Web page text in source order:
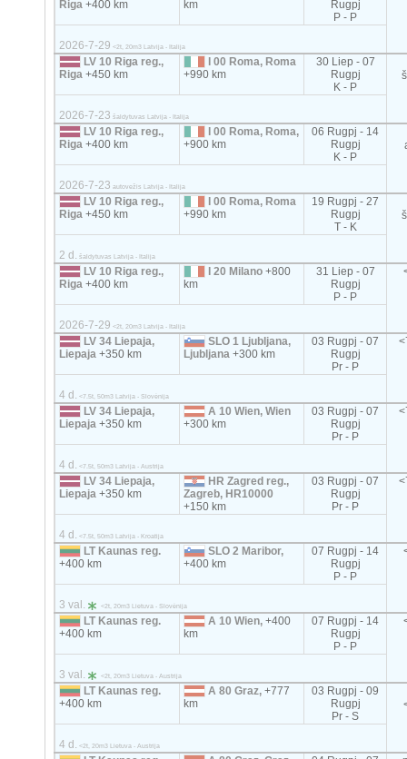
Riga+400 km
km
Rugpj
P - P
2026-7-29 <2t, 20m3 Latvija - Italija
LV 10 Riga reg.,
Riga+450 km
I 00 Roma, Roma
+990 km
30 Liep - 07
Rugpj
K - P
2026-7-23 šaldytuvas Latvija - Italija
LV 10 Riga reg.,
Riga+400 km
I 00 Roma, Roma,
+900 km
06 Rugpj - 14
Rugpj
K - P
2026-7-23 autovežis Latvija - Italija
LV 10 Riga reg.,
Riga+450 km
I 00 Roma, Roma
+990 km
19 Rugpj - 27
Rugpj
T - K
2 d. šaldytuvas Latvija - Italija
LV 10 Riga reg.,
Riga+400 km
I 20 Milano+800
km
31 Liep - 07
Rugpj
P - P
2026-7-29 <2t, 20m3 Latvija - Italija
LV 34 Liepaja,
Liepaja+350 km
SLO 1 Ljubljana,
Ljubljana+300 km
03 Rugpj - 07
Rugpj
Pr - P
4 d. <7.5t, 50m3 Latvija - Slovėnija
LV 34 Liepaja,
Liepaja+350 km
A 10 Wien, Wien
+300 km
03 Rugpj - 07
Rugpj
Pr - P
4 d. <7.5t, 50m3 Latvija - Austrija
LV 34 Liepaja,
Liepaja+350 km
HR Zagred reg.,
Zagreb, HR10000
+150 km
03 Rugpj - 07
Rugpj
Pr - P
4 d. <7.5t, 50m3 Latvija - Kroatija
LT Kaunas reg.
+400 km
SLO 2 Maribor,
+400 km
07 Rugpj - 14
Rugpj
P - P
3 val. <2t, 20m3 Lietuva - Slovėnija
LT Kaunas reg.
+400 km
A 10 Wien,+400
km
07 Rugpj - 14
Rugpj
P - P
3 val. <2t, 20m3 Lietuva - Austrija
LT Kaunas reg.
+400 km
A 80 Graz,+777
km
03 Rugpj - 09
Rugpj
Pr - S
4 d. <2t, 20m3 Lietuva - Austrija